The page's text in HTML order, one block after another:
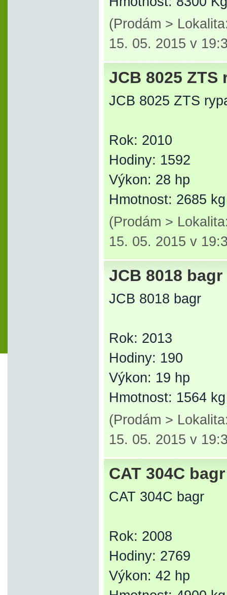
(Prodám >
15. 05. 2015 v
JCB 8025 ZTS
JCB 8025 ZTS
Rok: 2010
Hodiny: 1592
Výkon: 28 hp
Hmotnost: 2685 kg
(Prodám >
15. 05. 2015 v
JCB 8018 bagr
JCB 8018 bagr
Rok: 2013
Hodiny: 190
Výkon: 19 hp
Hmotnost: 1564 kg
(Prodám >
15. 05. 2015 v
CAT 304C bagr
CAT 304C bagr
Rok: 2008
Hodiny: 2769
Výkon: 42 hp